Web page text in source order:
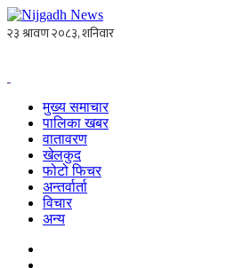
मुख्य समाचार
पालिका खबर
वातावरण
खेलकुद
फोटो फिचर
अन्तर्वार्ता
विचार
अन्य